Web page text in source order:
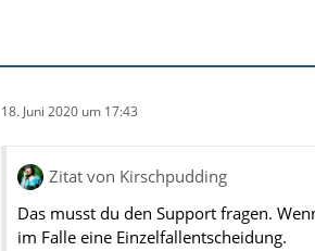
18. Juni 2020 um 17:43
Zitat von Kirschpudding
Das musst du den Support fragen.
im Falle eine Einzelfallentscheidung.